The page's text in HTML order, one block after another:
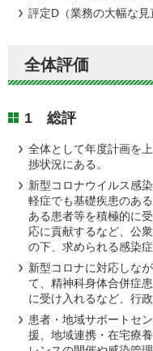
評定D（業務の大幅な
全体評価
1 総評
全体として年度計画を
捗状況にある。
新型コロナウイルス感
軽症でも基礎疾患のあ
ある患者等を積極的に
応に貢献するなど、公
の下、求められる感染
新型コロナに対応しな
て、精神科身体合併症
に受け入れるなど、行
患者・地域サポートセ
援、地域連携・在宅療